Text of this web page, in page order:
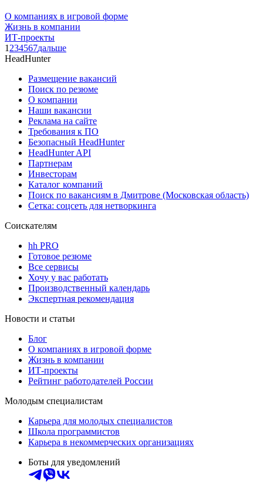
О компаниях в игровой форме
Жизнь в компании
ИТ-проекты
1 234567дальше
HeadHunter
Размещение вакансий
Поиск по резюме
О компании
Наши вакансии
Реклама на сайте
Требования к ПО
Безопасный HeadHunter
HeadHunter API
Партнерам
Инвесторам
Каталог компаний
Поиск по вакансиям в Дмитрове (Московская область)
Сетка: соцсеть для нетворкинга
Соискателям
hh PRO
Готовое резюме
Все сервисы
Хочу у вас работать
Производственный календарь
Экспертная рекомендация
Новости и статьи
Блог
О компаниях в игровой форме
Жизнь в компании
ИТ-проекты
Рейтинг работодателей России
Молодым специалистам
Карьера для молодых специалистов
Школа программистов
Карьера в некоммерческих организациях
Боты для уведомлений